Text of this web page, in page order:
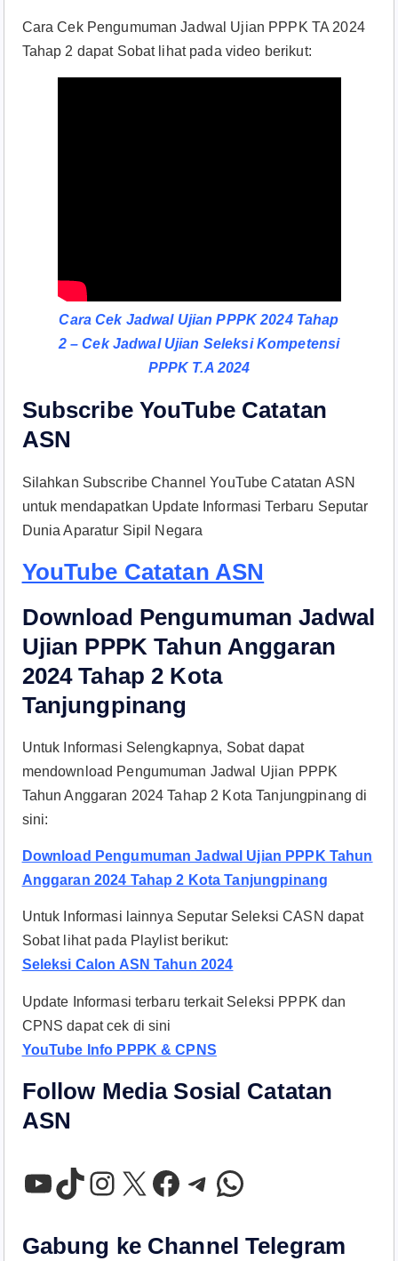
Cara Cek Pengumuman Jadwal Ujian PPPK TA 2024
Tahap 2 dapat Sobat lihat pada video berikut:
Cara Cek Jadwal Ujian PPPK 2024 Tahap
2 – Cek Jadwal Ujian Seleksi Kompetensi
PPPK T.A 2024
Subscribe YouTube Catatan
ASN
Silahkan Subscribe Channel YouTube Catatan ASN
untuk mendapatkan Update Informasi Terbaru Seputar
Dunia Aparatur Sipil Negara
YouTube Catatan ASN
Download Pengumuman Jadwal
Ujian PPPK Tahun Anggaran
2024 Tahap 2 Kota
Tanjungpinang
Untuk Informasi Selengkapnya, Sobat dapat
mendownload Pengumuman Jadwal Ujian PPPK
Tahun Anggaran 2024 Tahap 2 Kota Tanjungpinang di
sini:
Download Pengumuman Jadwal Ujian PPPK Tahun
Anggaran 2024 Tahap 2 Kota Tanjungpinang
Untuk Informasi lainnya Seputar Seleksi CASN dapat
Sobat lihat pada Playlist berikut:
Seleksi Calon ASN Tahun 2024
Update Informasi terbaru terkait Seleksi PPPK dan
CPNS dapat cek di sini
YouTube Info PPPK & CPNS
Follow Media Sosial Catatan
ASN
YouTube TikTok Instagram X Facebook Telegram WhatsApp
Gabung ke Channel Telegram